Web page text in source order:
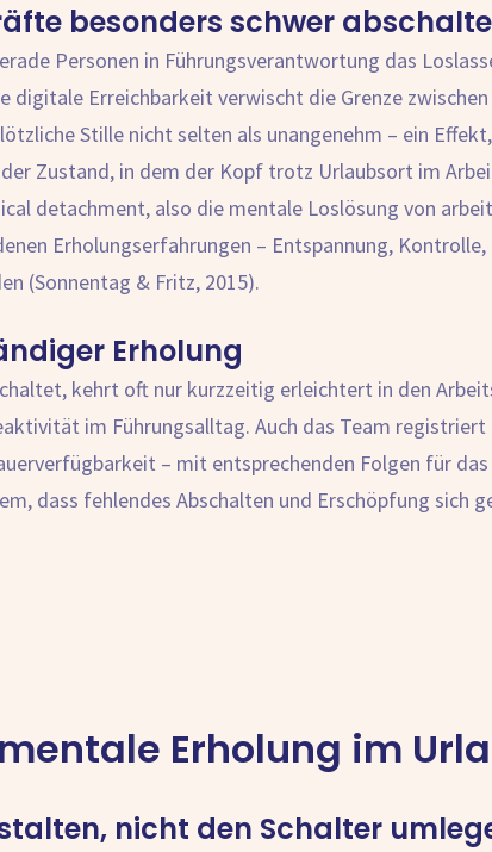
besonders schwer
Personen in Führungsverantwortung das
digitale Erreichbarkeit verwischt die Grenze
Stille nicht selten als unangenehm – ein
Zustand, in dem der Kopf trotz Urlaubsort im
detachment, also die mentale Loslösung von
Erholungserfahrungen – Entspannung,
(Sonnentag & Fritz, 2015).
Erholung
kehrt oft nur kurzzeitig erleichtert in den
im Führungsalltag. Auch das Team
– mit entsprechenden Folgen für
dass fehlendes Abschalten und Erschöpfung sich
Erholung im
nicht den Schalter